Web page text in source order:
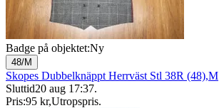
Badge på objektet:Ny
48/M
Skopes Dubbelknäppt Herrväst Stl 38R (48),M
Sluttid20 aug 17:37.
Pris:95 kr,Utropspris.